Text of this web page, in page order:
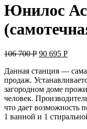
Юнилос
106 700Р 90 695 Р
Данная станция —
продаж.
загородном доме
человек.
что дает возможность
1 ванной и 1